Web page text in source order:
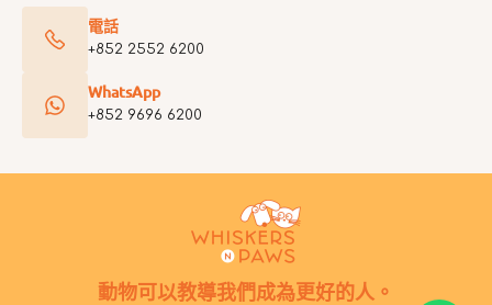
電話
+852 2552 6200
WhatsApp
+852 9696 6200
動物可以教導我們成為更好的人。